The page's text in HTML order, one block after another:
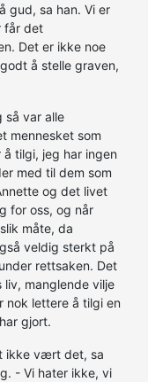
gud, sa han. Vi er
får det
Det er ikke noe
å stelle graven,
så var alle
mennesket som
tilgi, jeg har ingen
med til dem som
og det livet
for oss, og når
måte, da
veldig sterkt på
rettsaken. Det
manglende vilje
nok lettere å tilgi en
gjort.
ikke vært det, sa
- Vi hater ikke, vi